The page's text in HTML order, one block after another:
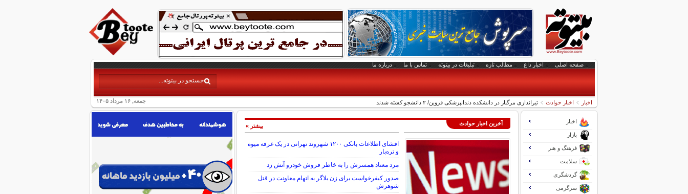
صفحه اصلی اخبار داغ مطالب تازه تبلیغات در بیتوته تماس با ما درباره ما
جمعه, ۱۶ مرداد ۱۴۰۵ اخبار اخبار حوادث تیراندازی مرگبار در دانشکده دندانپزشکی قزوین/ ۲ دانشجو کشته شدند
آخرین اخبار حوادث
افشای اطلاعات بانکی ۱۲۰۰ شهروند تهرانی در یک غرفه میوه
و تره‌بار
مرد معتاد همسرش را به خاطر فروش خودرو آتش زد
صدور کیفرخواست برای زن بلاگر به اتهام معاونت در قتل
شوهرش
بیشتر »
اخبار
بازار
فرهنگ و هنر
سلامت
گردشگری
سرگرمی